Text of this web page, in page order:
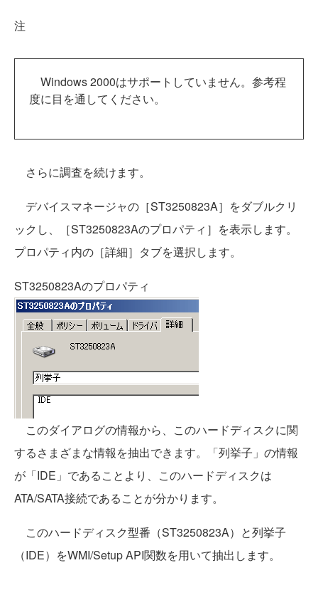
注
Windows 2000はサポートしていません。参考程
度に目を通してください。
さらに調査を続けます。
デバイスマネージャの［ST3250823A］をダブルクリ
ックし、［ST3250823Aのプロパティ］を表示します。
プロパティ内の［詳細］タブを選択します。
ST3250823Aのプロパティ
このダイアログの情報から、このハードディスクに関
するさまざまな情報を抽出できます。「列挙子」の情報
が「IDE」であることより、このハードディスクは
ATA/SATA接続であることが分かります。
このハードディスク型番（ST3250823A）と列挙子
（IDE）をWMI/Setup API関数を用いて抽出します。